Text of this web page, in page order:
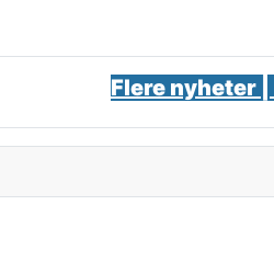
Flere nyheter |